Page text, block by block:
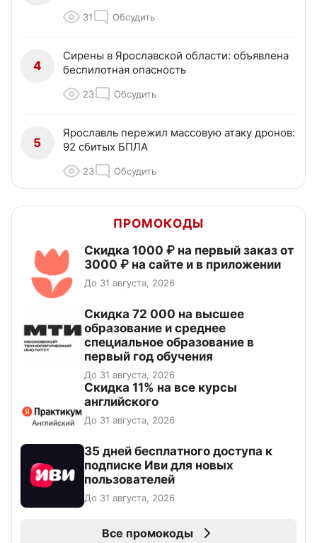
31 Обсудить
4
Сирены в Ярославской области: объявлена
беспилотная опасность
23 Обсудить
5
Ярославль пережил массовую атаку дронов:
92 сбитых БПЛА
23 Обсудить
ПРОМОКОДЫ
Скидка 1000 ₽ на первый заказ от
3000 ₽ на сайте и в приложении
До 31 августа, 2026
Скидка 72 000 на высшее
образование и среднее
специальное образование в
первый год обучения
До 31 августа, 2026
Скидка 11% на все курсы
английского
До 31 августа, 2026
35 дней бесплатного доступа к
подписке Иви для новых
пользователей
До 31 августа, 2026
Все промокоды